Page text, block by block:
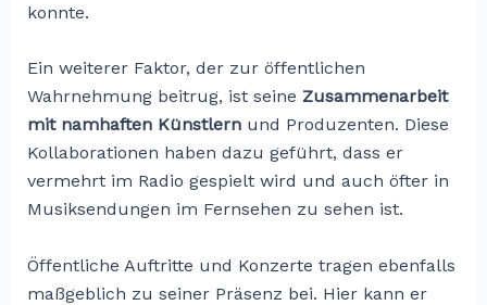
konnte.
Ein weiterer Faktor, der zur öffentlichen
Wahrnehmung beitrug, ist seine Zusammenarbeit
mit namhaften Künstlernund Produzenten. Diese
Kollaborationen haben dazu geführt, dass er
vermehrt im Radio gespielt wird und auch öfter in
Musiksendungen im Fernsehen zu sehen ist.
Öffentliche Auftritte und Konzerte tragen ebenfalls
maßgeblich zu seiner Präsenz bei. Hier kann er